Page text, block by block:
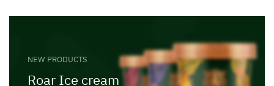
NEW PRODUCTS
Roar Ice cream